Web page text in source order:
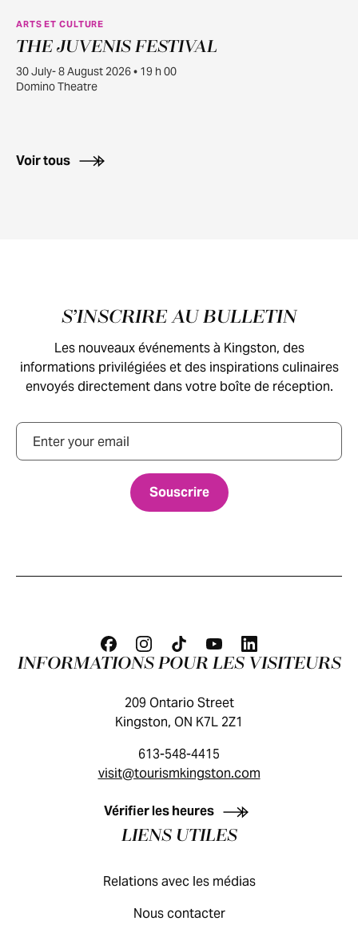
JUILL.
30
ARTS ET CULTURE
THE JUVENIS FESTIVAL
30 July- 8 August 2026 • 19 h 00
Domino Theatre
Voir tous
Pied de pageS’INSCRIRE AU BULLETIN
Les nouveaux événements à Kingston, des
informations privilégiées et des inspirations culinaires
envoyés directement dans votre boîte de réception.
Courriel
GUIDE DES VISITEURS
INFORMATIONS POUR LES VISITEURS
209 Ontario Street
Kingston, ON K7L 2Z1
613-548-4415
visit@tourismkingston.com
Vérifier les heures
LIENS UTILES
Relations avec les médias
Nous contacter